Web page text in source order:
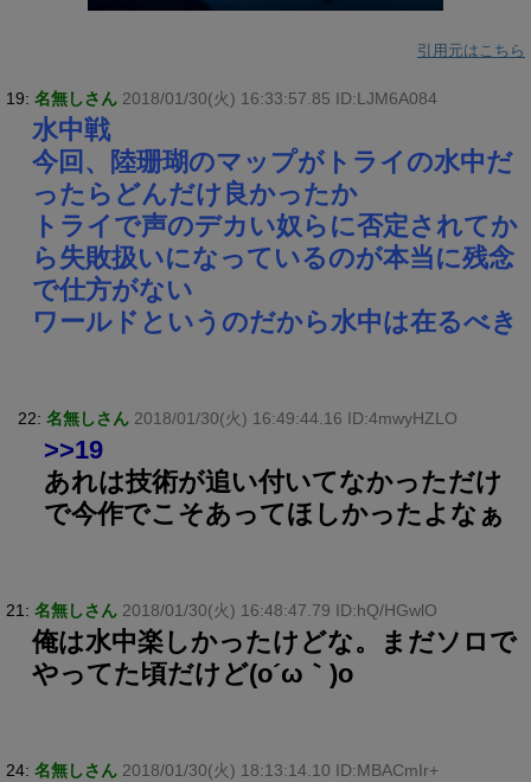
引用元はこちら
19: 名無しさん 2018/01/30(火) 16:33:57.85 ID:LJM6A084
水中戦
今回、陸珊瑚のマップがトライの水中だ
ったらどんだけ良かったか
トライで声のデカい奴らに否定されてか
ら失敗扱いになっているのが本当に残念
で仕方がない
ワールドというのだから水中は在るべき
22: 名無しさん 2018/01/30(火) 16:49:44.16 ID:4mwyHZLO
>>19
あれは技術が追い付いてなかっただけ
で今作でこそあってほしかったよなぁ
21: 名無しさん 2018/01/30(火) 16:48:47.79 ID:hQ/HGwlO
俺は水中楽しかったけどな。まだソロで
やってた頃だけど(o´ω｀)o
24: 名無しさん 2018/01/30(火) 18:13:14.10 ID:MBACmIr+